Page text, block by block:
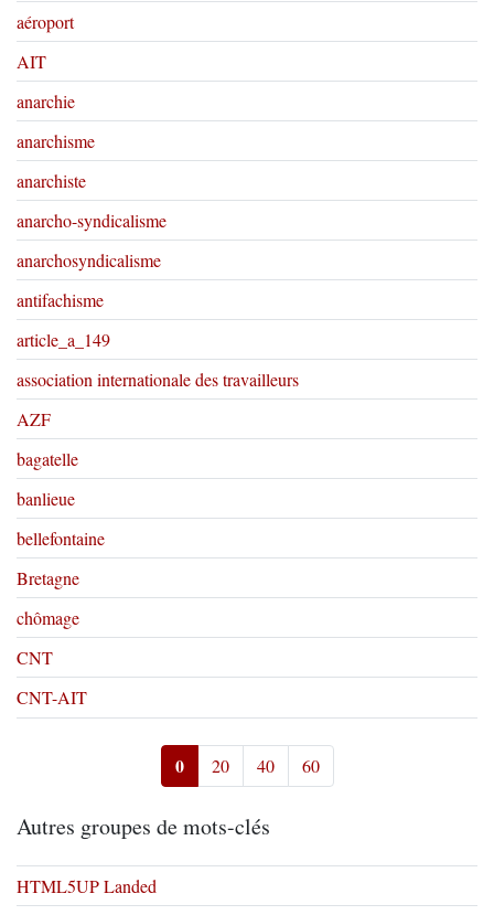
aéroport
AIT
anarchie
anarchisme
anarchiste
anarcho-syndicalisme
anarchosyndicalisme
antifachisme
article_a_149
association internationale des travailleurs
AZF
bagatelle
banlieue
bellefontaine
Bretagne
chômage
CNT
CNT-AIT
0 20 40 60
Autres groupes de mots-clés
HTML5UP Landed